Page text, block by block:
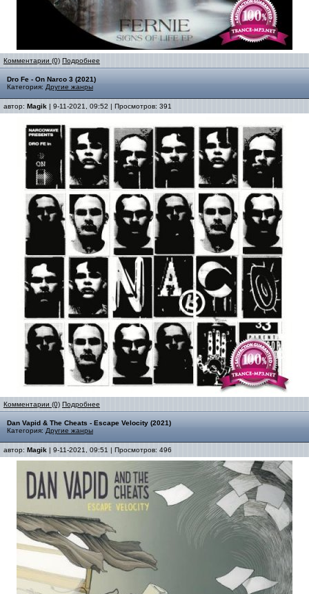
Комментарии (0) Подробнее
Dro Fe - On Narco 3 (2021)
Категория: Другие жанры
автор: Magik | 9-11-2021, 09:52 | Просмотров: 391
Комментарии (0) Подробнее
Dan Vapid & The Cheats - Escape Velocity (2021)
Категория: Другие жанры
автор: Magik | 9-11-2021, 09:51 | Просмотров: 496